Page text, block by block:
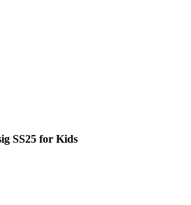
SS25 for Kids